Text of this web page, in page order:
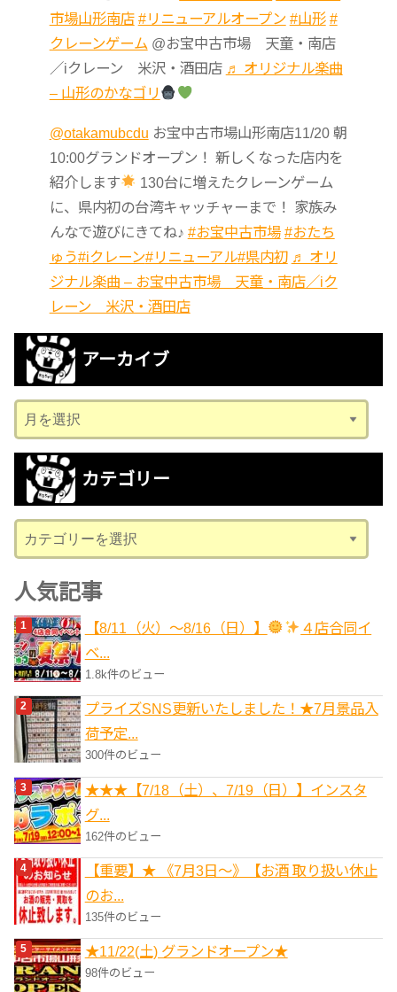
市場山形南店 #リニューアルオープン #山形 #
クレーンゲーム @お宝中古市場 天童・南店
／iクレーン 米沢・酒田店 ♬ オリジナル楽曲
– 山形のかなゴリ
@otakamubcdu お宝中古市場山形南店11/20 朝
10:00グランドオープン！ 新しくなった店内を
紹介します
130台に増えたクレーンゲーム
に、県内初の台湾キャッチャーまで！ 家族み
んなで遊びにきてね♪ #お宝中古市場 #おたち
ゅう#iクレーン#リニューアル#県内初 ♬ オリ
ジナル楽曲 – お宝中古市場 天童・南店／iク
レーン 米沢・酒田店
アーカイブ
ー
カ
ブ
カテゴリー
テ
ゴ
リ
ー
人気記事
【8/11（火）～8/16（日）】
４店合同イ
ベ...
1.8k件のビュー
プライズSNS更新いたしました！★7月景品入
荷予定...
300件のビュー
★★★【7/18（土）、7/19（日）】インスタ
グ...
162件のビュー
【重要】★ 《7月3日～》【お酒 取り扱い休止
のお...
135件のビュー
★11/22(土) グランドオープン★
98件のビュー